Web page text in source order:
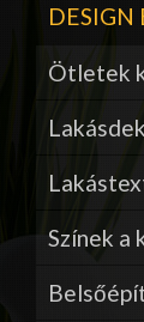
DESIGN
Ötletek
Színek a